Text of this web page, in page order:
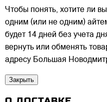
Чтобы понять, хотите ли
одним (или не одним)
будет 14 дней без учета
вернуть или обменять
адресу Большая
Закрыть